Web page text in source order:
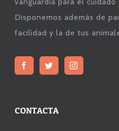
Disponemos además de
facilidad y la de tus
CONTACTA